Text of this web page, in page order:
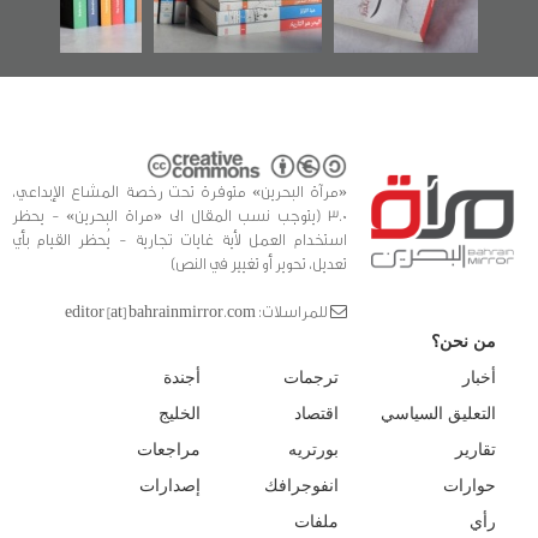
للدراسات والتوثيق
«مرآة البحرين» متوفرة تحت رخصة المشاع الإبداعي،
3.0 (يتوجب نسب المقال الى «مراة البحرين» - يحظر
استخدام العمل لأية غايات تجارية - يُحظر القيام بأي
تعديل، تحوير أو تغيير في النص)
للمراسلات: editor [at] bahrainmirror.com
من نحن؟
أخبار
التعليق السياسي
تقارير
حوارات
رأي
ترجمات
اقتصاد
بورتريه
انفوجرافك
ملفات
أجندة
الخليج
مراجعات
إصدارات